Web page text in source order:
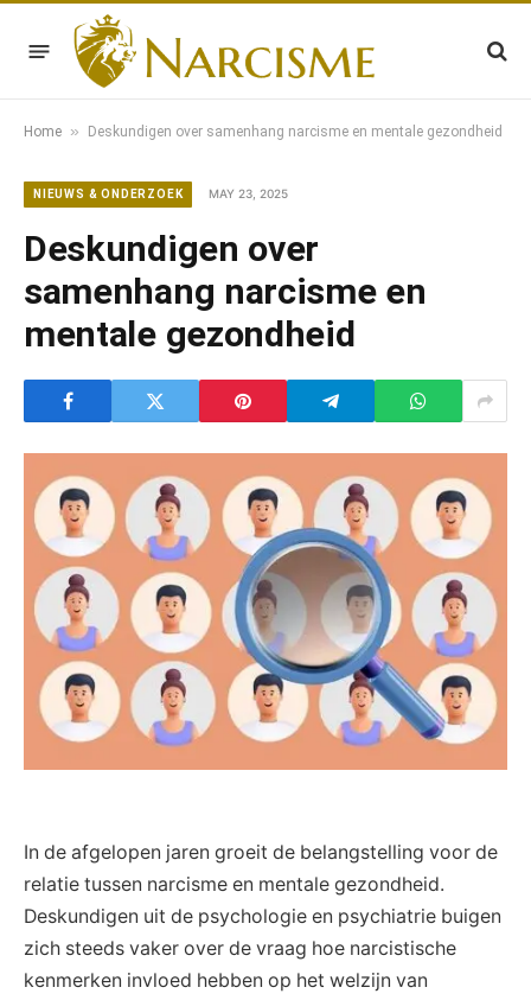
Home » Deskundigen over samenhang narcisme en mentale gezondheid
NIEUWS & ONDERZOEK MAY 23, 2025
Deskundigen over
samenhang narcisme en
mentale gezondheid
In de afgelopen jaren groeit de belangstelling voor de
relatie tussen narcisme en mentale gezondheid.
Deskundigen uit de psychologie en psychiatrie buigen
zich steeds vaker over de vraag hoe narcistische
kenmerken invloed hebben op het welzijn van